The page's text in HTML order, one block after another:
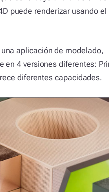
puede renderizar usando el
aplicación de modelado,
en 4 versiones diferentes:
diferentes capacidades.